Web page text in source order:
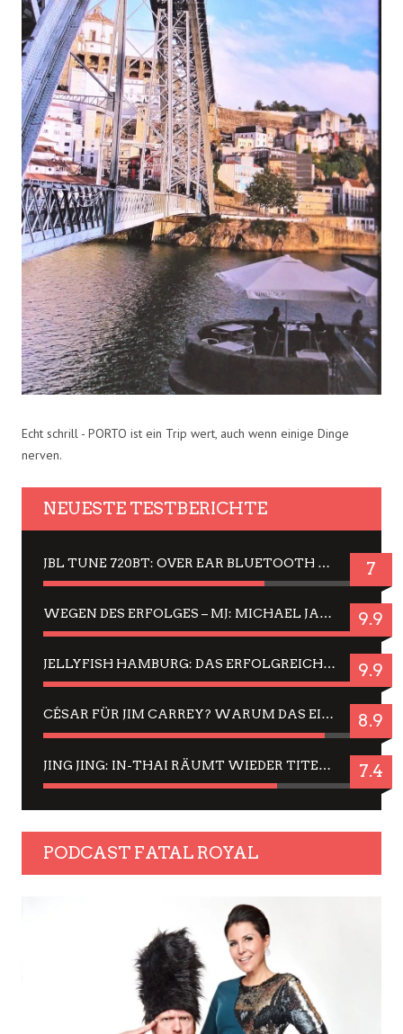
Echt schrill - PORTO ist ein Trip wert, auch wenn einige Dinge
nerven.
NEUESTE TESTBERICHTE
JBL TUNE 720BT: OVER EAR BLUETOOTH KOPFHÖRER UM DIE 50,-€ IM DAUER-TEST 7
WEGEN DES ERFOLGES – MJ: MICHAEL JACKSON MUSICAL IN EINER MATINEE SEHEN 9.9
JELLYFISH HAMBURG: DAS ERFOLGREICHE SOMMER-MENÜ 2025 IN GEFÜHLEN UND BILDERN 9.9
CÉSAR FÜR JIM CARREY? WARUM DAS EINER DER NERVIGSTEN ACTORS IST UND BLEIBT 8.9
JING JING: IN-THAI RÄUMT WIEDER TITEL AB – EIN ZWEI-STUNDEN-ERLEBNISBERICHT 7.4
PODCAST FATAL ROYAL